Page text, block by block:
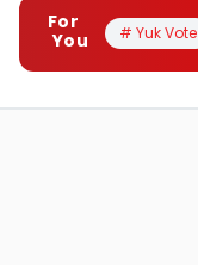
For
You
# Yuk Vote